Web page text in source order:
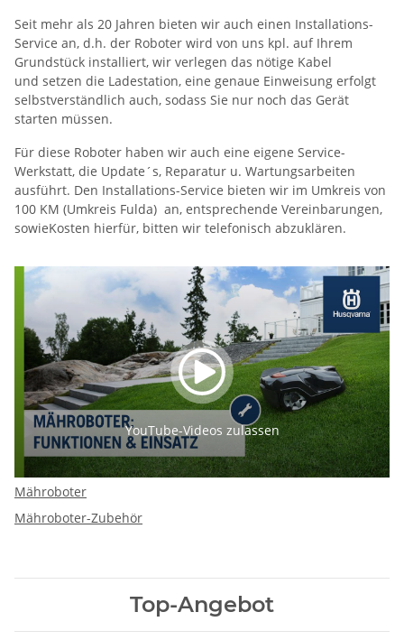
Seit mehr als 20 Jahren bieten wir auch einen Installations-
Service an, d.h. der Roboter wird von uns kpl. auf Ihrem
Grundstück installiert, wir verlegen das nötige Kabel
und setzen die Ladestation, eine genaue Einweisung erfolgt
selbstverständlich auch, sodass Sie nur noch das Gerät
starten müssen.
Für diese Roboter haben wir auch eine eigene Service-
Werkstatt, die Update´s, Reparatur u. Wartungsarbeiten
ausführt. Den Installations-Service bieten wir im Umkreis von
100 KM (Umkreis Fulda) an, entsprechende Vereinbarungen,
sowieKosten hierfür, bitten wir telefonisch abzuklären.
YouTube-Videos zulassen
Mähroboter
Mähroboter-Zubehör
Top-Angebot